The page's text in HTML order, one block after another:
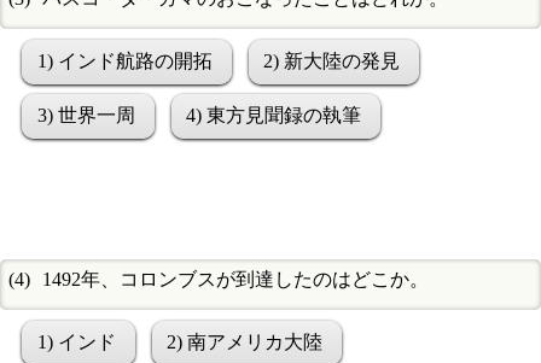
1) インド航路の開拓 2) 新大陸の発見
3) 世界一周 4) 東方見聞録の執筆
1492年、コロンブスが到達したのはどこか。
1) インド 2) 南アメリカ大陸